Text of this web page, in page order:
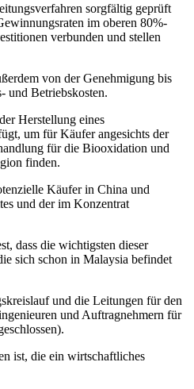
sorgfältig geprüft
im oberen 80%-
verbunden und stellen
von der Genehmigung bis
und Betriebskosten.
Herstellung eines
um für Käufer angesichts der
für die Biooxidation und
finden.
Käufer in China und
und der im Konzentrat
dass die wichtigsten dieser
sich schon in Malaysia befindet
und die Leitungen für den
und Auftragnehmern für
ist, die ein wirtschaftliches